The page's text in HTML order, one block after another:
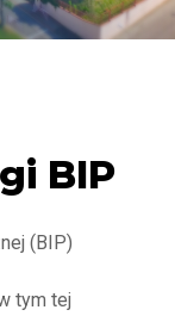
BIP
(BIP)
tym tej